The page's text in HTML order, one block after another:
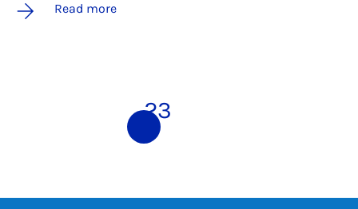
Read more
1 23